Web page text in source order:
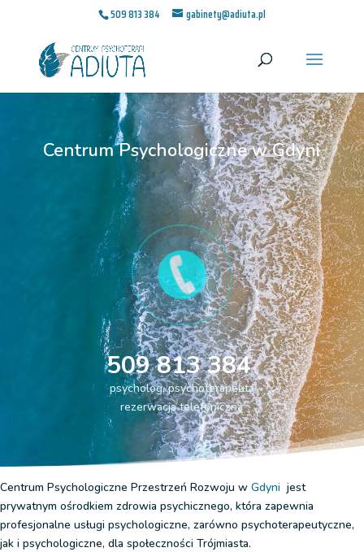
509 813 384 gabinety@adiuta.pl
Centrum Psychologiczne w Gdyni
509 813 384
psycholog, psychoterapeuta
rezerwacja telefoniczna
Centrum Psychologiczne Przestrzeń Rozwoju w Gdyni jest
prywatnym ośrodkiem zdrowia psychicznego, która zapewnia
profesjonalne usługi psychologiczne, zarówno psychoterapeutyczne,
jak i psychologiczne, dla społeczności Trójmiasta.